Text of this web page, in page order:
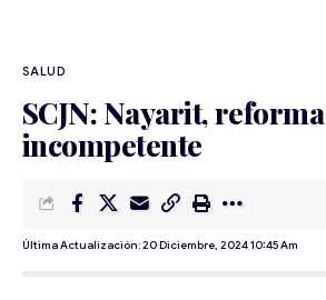
SALUD
SCJN: Nayarit, reforma
incompetente
Última Actualización: 20 Diciembre, 2024 10:45 Am